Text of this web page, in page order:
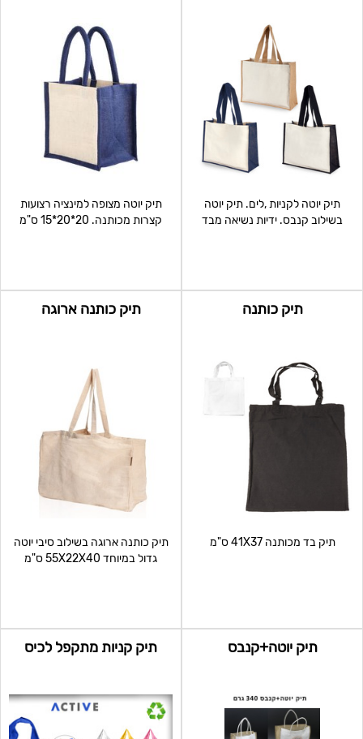
תיק יוטה לקניות ,לים. תיק יוטה
בשילוב קנבס. ידיות נשיאה מבד
תיק יוטה מצופה למינציה רצועות
קצרות מכותנה. 20*20*15 ס"מ
תיק כותנה
תיק בד מכותנה 41X37 ס"מ
תיק כותנה ארוגה
תיק כותנה ארוגה בשילוב סיבי יוטה
גדול במיוחד 55X22X40 ס"מ
תיק יוטה+קנבס תיק קניות מתקפל לכיס